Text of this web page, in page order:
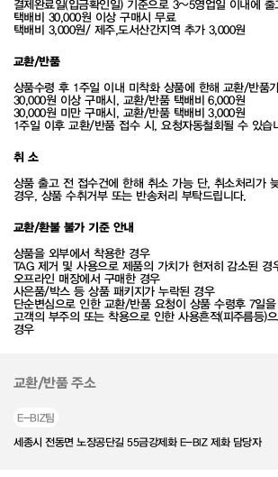
결제완료일(입금확인일) 기준으로 3~5영업일 이내에 출
택배비 30,000원 이상 구매시 무료
택배비 3,000원/ 제주,도서산간지역 추가 3,000원
교환/반품
상품수령 후 1주일 이내 미착화 상품에 한해 교환/반품
30,000원 이상 구매시, 교환/반품 택배비 6,000원
30,000원 미만 구매시, 교환/반품 택배비 3,000원
1주일 이후 교환/반품 접수 시, 요청자동철회될 수 있습
취 소
상품 출고 전 접수건에 한해 취소 가능 단, 취소처리가
경우, 상품 수취거부 또는 반송처리 부탁드립니다.
교환/환불 불가 기준 안내
상품을 외부에서 착용한 경우
TAG 제거 및 사용으로 제품의 가치가 현저히 감소된 경
오프라인 매장에서 구매한 경우
사은품/박스 등 상품 패키지가 누락된 경우
단순변심으로 인한 교환/반품 요청이 상품 수령후 7일
고객의 부주의 또는 착용으로 인한 사용흔적(피주름등)
경우
교환/반품 주소
E-BIZ팀
세종시 전동면 노장공단길 55금강제화 E-BIZ 제화 담당자